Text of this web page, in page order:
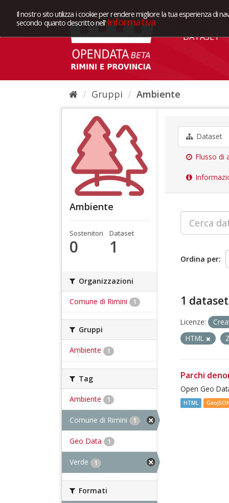
Il nostro sito utilizza i cookie per rendere migliore la tua esperienza di
secondo quanto descritto nell' Informativa
DATASET
Gruppi Ambiente
Ambiente
Sostenitori
0
Dataset
1
Organizzazioni
Comune di Rimini 1
Gruppi
Ambiente 1
Tag
Ambiente 1
Comune di Rimini 1
Geo Data 1
Verde 1
Formati
Dataset
Flusso di
Ordina per
1
Licenze:
HTML
Parchi
Open Geo
HTML